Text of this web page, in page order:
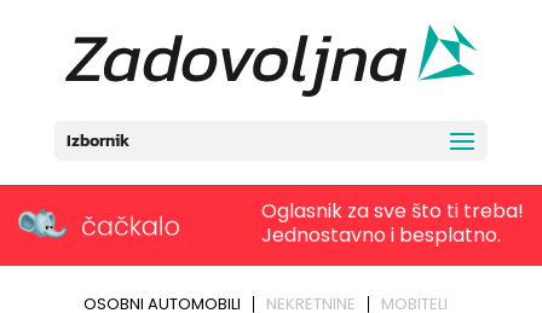
Izbornik